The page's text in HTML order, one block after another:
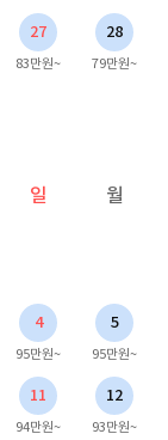
27
83만원~
28
79만원~
일 월
4
95만원~
5
95만원~
11
94만원~
12
93만원~